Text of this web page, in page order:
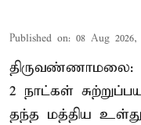
Published on: 08 Aug 2026,
திருவண்ணாமலை:
2 நாட்கள்
தந்த மத்திய